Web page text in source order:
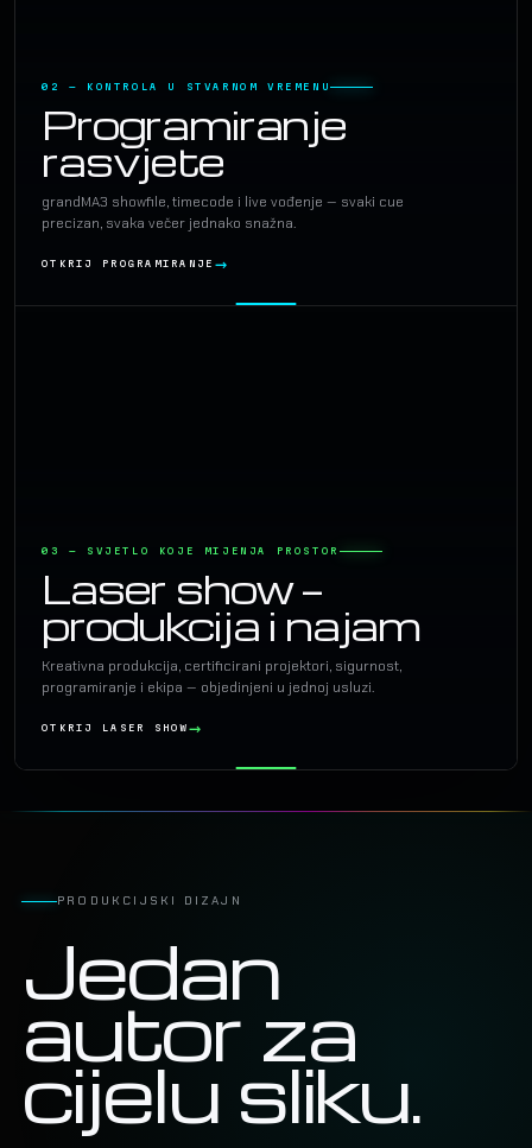
02 — KONTROLA U STVARNOM VREMENU
Programiranje
rasvjete
grandMA3 showfile, timecode i live vođenje — svaki cue
precizan, svaka večer jednako snažna.
OTKRIJ PROGRAMIRANJE
03 — SVJETLO KOJE MIJENJA PROSTOR
Laser show —
produkcija i najam
Kreativna produkcija, certificirani projektori, sigurnost,
programiranje i ekipa — objedinjeni u jednoj usluzi.
OTKRIJ LASER SHOW
PRODUKCIJSKI DIZAJN
Jedan
autor za
cijelu sliku.